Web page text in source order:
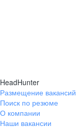
HeadHunter
Размещение вакансий
Поиск по резюме
О компании
Наши вакансии